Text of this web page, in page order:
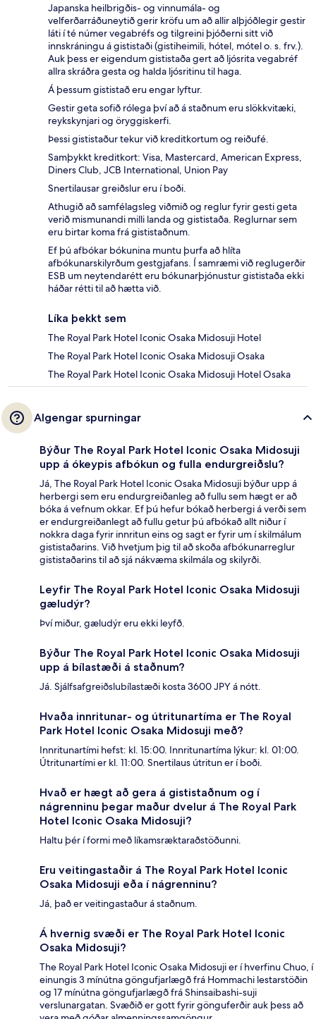
Japanska heilbrigðis- og vinnumála- og
velferðarráðuneytið gerir kröfu um að allir alþjóðlegir gestir
láti í té númer vegabréfs og tilgreini þjóðerni sitt við
innskráningu á gististaði (gistiheimili, hótel, mótel o. s. frv.).
Auk þess er eigendum gististaða gert að ljósrita vegabréf
allra skráðra gesta og halda ljósritinu til haga.
Á þessum gististað eru engar lyftur.
Gestir geta sofið rólega því að á staðnum eru slökkvitæki,
reykskynjari og öryggiskerfi.
Þessi gististaður tekur við kreditkortum og reiðufé.
Samþykkt kreditkort: Visa, Mastercard, American Express,
Diners Club, JCB International, Union Pay
Snertilausar greiðslur eru í boði.
Athugið að samfélagsleg viðmið og reglur fyrir gesti geta
verið mismunandi milli landa og gististaða. Reglurnar sem
eru birtar koma frá gististaðnum.
Ef þú afbókar bókunina muntu þurfa að hlíta
afbókunarskilyrðum gestgjafans. Í samræmi við reglugerðir
ESB um neytendarétt eru bókunarþjónustur gististaða ekki
háðar rétti til að hætta við.
Líka þekkt sem
The Royal Park Hotel Iconic Osaka Midosuji Hotel
The Royal Park Hotel Iconic Osaka Midosuji Osaka
The Royal Park Hotel Iconic Osaka Midosuji Hotel Osaka
Algengar spurningar
Býður The Royal Park Hotel Iconic Osaka Midosuji
upp á ókeypis afbókun og fulla endurgreiðslu?
Já, The Royal Park Hotel Iconic Osaka Midosuji býður upp á
herbergi sem eru endurgreiðanleg að fullu sem hægt er að
bóka á vefnum okkar. Ef þú hefur bókað herbergi á verði sem
er endurgreiðanlegt að fullu getur þú afbókað allt niður í
nokkra daga fyrir innritun eins og sagt er fyrir um í skilmálum
gististaðarins. Við hvetjum þig til að skoða afbókunarreglur
gististaðarins til að sjá nákvæma skilmála og skilyrði.
Leyfir The Royal Park Hotel Iconic Osaka Midosuji
gæludýr?
Því miður, gæludýr eru ekki leyfð.
Býður The Royal Park Hotel Iconic Osaka Midosuji
upp á bílastæði á staðnum?
Já. Sjálfsafgreiðslubílastæði kosta 3600 JPY á nótt.
Hvaða innritunar- og útritunartíma er The Royal
Park Hotel Iconic Osaka Midosuji með?
Innritunartími hefst: kl. 15:00. Innritunartíma lýkur: kl. 01:00.
Útritunartími er kl. 11:00. Snertilaus útritun er í boði.
Hvað er hægt að gera á gististaðnum og í
nágrenninu þegar maður dvelur á The Royal Park
Hotel Iconic Osaka Midosuji?
Haltu þér í formi með líkamsræktaraðstöðunni.
Eru veitingastaðir á The Royal Park Hotel Iconic
Osaka Midosuji eða í nágrenninu?
Já, það er veitingastaður á staðnum.
Á hvernig svæði er The Royal Park Hotel Iconic
Osaka Midosuji?
The Royal Park Hotel Iconic Osaka Midosuji er í hverfinu Chuo, í
einungis 3 mínútna göngufjarlægð frá Hommachi lestarstöðin
og 17 mínútna göngufjarlægð frá Shinsaibashi-suji
verslunargatan. Svæðið er gott fyrir gönguferðir auk þess að